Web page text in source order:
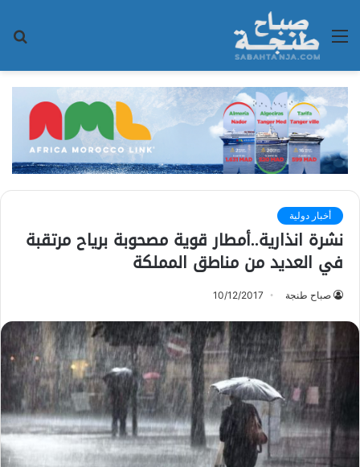
القائمة
أخبار دولية
نشرة انذارية..أمطار قوية مصحوبة برياح مرتقبة
في العديد من مناطق المملكة
صباح طنجة 10/12/2017